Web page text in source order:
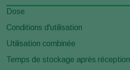
Dose
Conditions d'utilisation
Utilisation combinée
Temps de stockage après réception